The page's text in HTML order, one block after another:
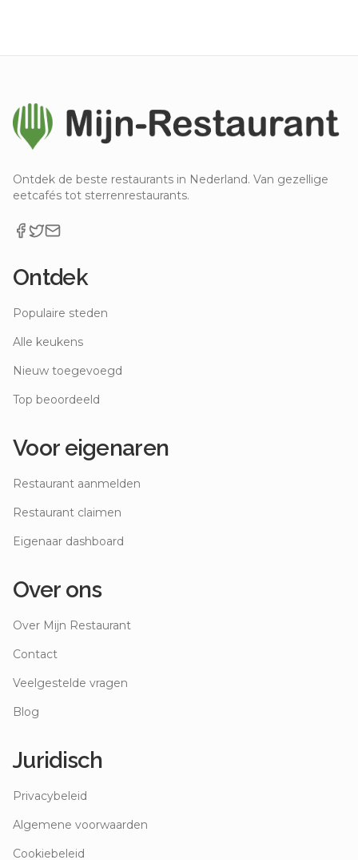
Ontdek de beste restaurants in Nederland. Van gezellige
eetcafés tot sterrenrestaurants.
Ontdek
Populaire steden
Alle keukens
Nieuw toegevoegd
Top beoordeeld
Voor eigenaren
Restaurant aanmelden
Restaurant claimen
Eigenaar dashboard
Over ons
Over Mijn Restaurant
Contact
Veelgestelde vragen
Blog
Juridisch
Privacybeleid
Algemene voorwaarden
Cookiebeleid